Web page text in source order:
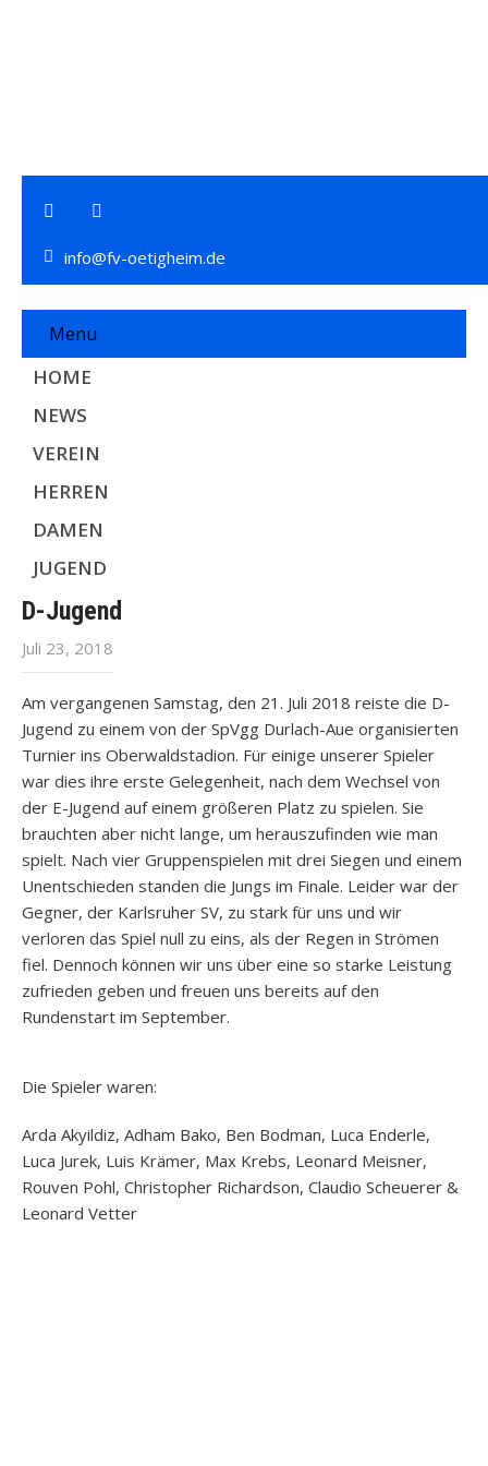
info@fv-oetigheim.de
Menu
HOME
NEWS
VEREIN
HERREN
DAMEN
JUGEND
D-Jugend
Juli 23, 2018
Am vergangenen Samstag, den 21. Juli 2018 reiste die D-
Jugend zu einem von der SpVgg Durlach-Aue organisierten
Turnier ins Oberwaldstadion. Für einige unserer Spieler
war dies ihre erste Gelegenheit, nach dem Wechsel von
der E-Jugend auf einem größeren Platz zu spielen. Sie
brauchten aber nicht lange, um herauszufinden wie man
spielt. Nach vier Gruppenspielen mit drei Siegen und einem
Unentschieden standen die Jungs im Finale. Leider war der
Gegner, der Karlsruher SV, zu stark für uns und wir
verloren das Spiel null zu eins, als der Regen in Strömen
fiel. Dennoch können wir uns über eine so starke Leistung
zufrieden geben und freuen uns bereits auf den
Rundenstart im September.
Die Spieler waren:
Arda Akyildiz, Adham Bako, Ben Bodman, Luca Enderle,
Luca Jurek, Luis Krämer, Max Krebs, Leonard Meisner,
Rouven Pohl, Christopher Richardson, Claudio Scheuerer &
Leonard Vetter